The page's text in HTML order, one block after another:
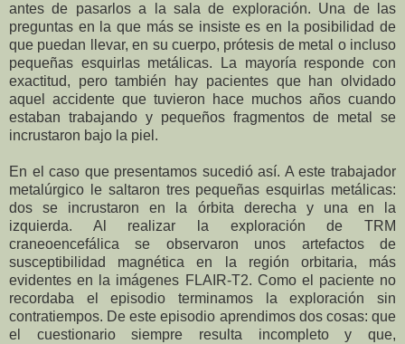
antes de pasarlos a la sala de exploración. Una de las
preguntas en la que más se insiste es en la posibilidad de
que puedan llevar, en su cuerpo, prótesis de metal o incluso
pequeñas esquirlas metálicas. La mayoría responde con
exactitud, pero también hay pacientes que han olvidado
aquel accidente que tuvieron hace muchos años cuando
estaban trabajando y pequeños fragmentos de metal se
incrustaron bajo la piel.
En el caso que presentamos sucedió así. A este trabajador
metalúrgico le saltaron tres pequeñas esquirlas metálicas:
dos se incrustaron en la órbita derecha y una en la
izquierda. Al realizar la exploración de TRM
craneoencefálica se observaron unos artefactos de
susceptibilidad magnética en la región orbitaria, más
evidentes en la imágenes FLAIR-T2. Como el paciente no
recordaba el episodio terminamos la exploración sin
contratiempos. De este episodio aprendimos dos cosas: que
el cuestionario siempre resulta incompleto y que,